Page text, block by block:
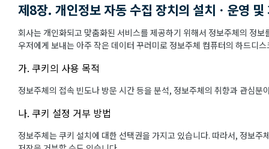
제8장. 개인정보 자동 수집 장치의 설치ㆍ운영 및
회사는 개인화되고 맞춤화된 서비스를 제공하기 위해서 정보주체의 정
우저에게 보내는 아주 작은 데이터 꾸러미로 정보주체 컴퓨터의 하드디
가. 쿠키의 사용 목적
정보주체의 접속 빈도나 방문 시간 등을 분석, 정보주체의 취향과 관심
나. 쿠키 설정 거부 방법
정보주체는 쿠키 설치에 대한 선택권을 가지고 있습니다. 따라서, 정보